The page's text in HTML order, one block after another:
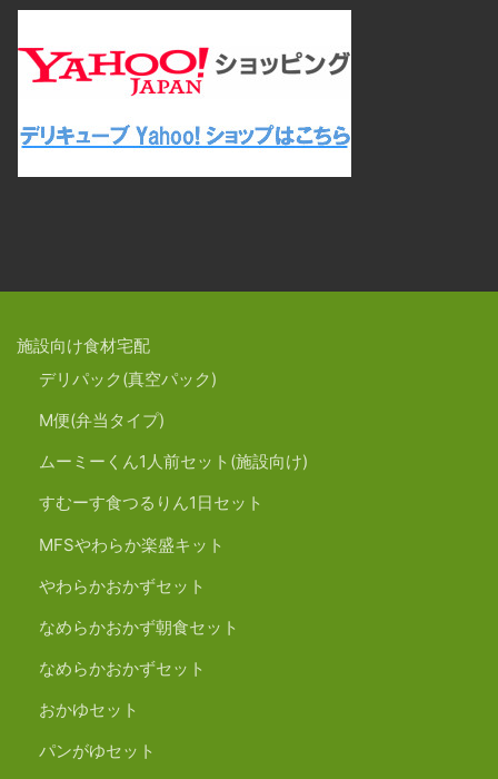
施設向け食材宅配
デリパック(真空パック)
M便(弁当タイプ)
ムーミーくん1人前セット(施設向け)
すむーす食つるりん1日セット
MFSやわらか楽盛キット
やわらかおかずセット
なめらかおかず朝食セット
なめらかおかずセット
おかゆセット
パンがゆセット